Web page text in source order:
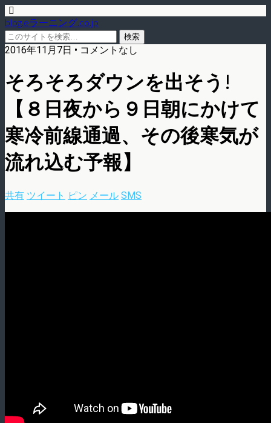
blog.eラーニング.co.jp
2016年11月7日 • コメントなし
そろそろダウンを出そう!
【８日夜から９日朝にかけて
寒冷前線通過、その後寒気が
流れ込む予報】
共有 ツイート ピン メール SMS